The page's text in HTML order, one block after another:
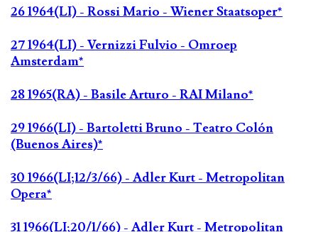
26 1964(LI) - Rossi Mario - Wiener Staatsoper*
27 1964(LI) - Vernizzi Fulvio - Omroep
Amsterdam*
28 1965(RA) - Basile Arturo - RAI Milano*
29 1966(LI) - Bartoletti Bruno - Teatro Colón
(Buenos Aires)*
30 1966(LI;12/3/66) - Adler Kurt - Metropolitan
Opera*
31 1966(LI;20/1/66) - Adler Kurt - Metropolitan